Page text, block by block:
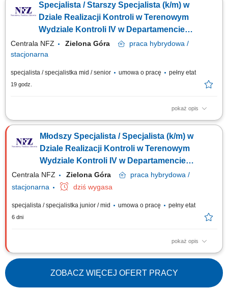
eliminujących stwierdzone nieprawidłowości i zidentyfikowane ryzyka;
monitorowanie przeprowadzanych w Spółce audytów/kontroli
zewnętrznych;...
Specjalista / Starszy Specjalista (k/m) w
Dziale Realizacji Kontroli w Terenowym
Wydziale Kontroli IV w Departamencie
Kontroli (wykształcenie wyższe
medyczne: pielęgniarstwo, fizjoterapia)
Centrala NFZ Zielona Góra praca hybrydowa /
stacjonarna
specjalista / specjalistka mid / senior umowa o pracę pełny etat
19 godz.
pokaż opis
GŁÓWNE ZADANIA udział w opracowywaniu projektu programu kontroli;
w NFZ zasadami, programem kontroli; dokonywanie ustaleń stanu
faktycznego w zakresie objętym przedmiotem kontroli w sposób
obiektywny i rzetelny oraz na...
Młodszy Specjalista / Specjalista (k/m) w
Dziale Realizacji Kontroli w Terenowym
Wydziale Kontroli IV w Departamencie
Kontroli (wykształcenie wyższe)
Centrala NFZ Zielona Góra praca hybrydowa /
stacjonarna
dziś wygasa
specjalista / specjalistka junior / mid umowa o pracę pełny etat
6 dni
pokaż opis
GŁÓWNE ZADANIA udział w opracowywaniu projektu programu kontroli;
przeprowadzanie kontroli zgodnie z przepisami prawa i obowiązującymi
w NFZ zasadami, programem kontroli; dokonywanie ustaleń stanu
faktycznego w zakresie objętym przedmiotem kontroli w sposób
ZOBACZ WIĘCEJ OFERT PRACY